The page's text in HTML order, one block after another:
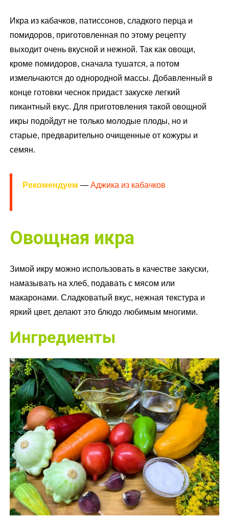
Икра из кабачков, патиссонов, сладкого перца и
помидоров, приготовленная по этому рецепту
выходит очень вкусной и нежной. Так как овощи,
кроме помидоров, сначала тушатся, а потом
измельчаются до однородной массы. Добавленный в
конце готовки чеснок придаст закуске легкий
пикантный вкус. Для приготовления такой овощной
икры подойдут не только молодые плоды, но и
старые, предварительно очищенные от кожуры и
семян.
Рекомендуем —Аджика из кабачков
Овощная икра
Зимой икру можно использовать в качестве закуски,
намазывать на хлеб, подавать с мясом или
макаронами. Сладковатый вкус, нежная текстура и
яркий цвет, делают это блюдо любимым многими.
Ингредиенты